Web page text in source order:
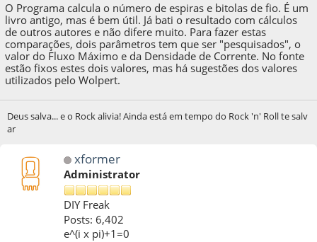
O Programa calcula o número de espiras e bitolas de fio. É um
livro antigo, mas é bem útil. Já bati o resultado com cálculos
de outros autores e não difere muito. Para fazer estas
comparações, dois parâmetros tem que ser "pesquisados", o
valor do Fluxo Máximo e da Densidade de Corrente. No fonte
estão fixos estes dois valores, mas há sugestões dos valores
utilizados pelo Wolpert.
Deus salva... e o Rock alivia! Ainda está em tempo do Rock 'n' Roll te salv
ar
xformer
Administrator
DIY Freak
Posts: 6,402
e^(i x pi)+1=0